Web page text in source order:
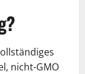
nicht-GMO